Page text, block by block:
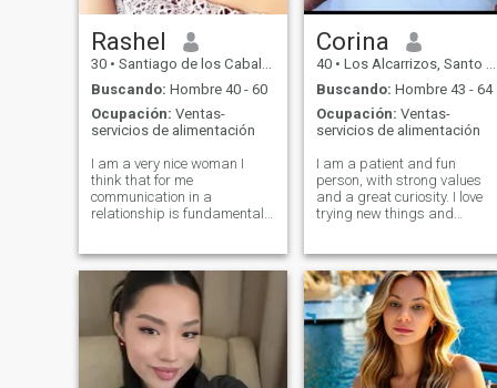
Rashel
30 • Santiago de los Caballeros, Santiago, Rep. Dominicana
Buscando: Hombre 40 - 60
Ocupación: Ventas-
servicios de alimentación
I am a very nice woman I
think that for me
communication in a
relationship is fundamental, I
am a person who has a lot of
vision for the future I am a
professional woman And I
am still preparing myself to
one day have the life I have
always dreamed of I like to
go to the movies go to the
beach read books watch
Corina
40 • Los Alcarrizos, Santo Domingo, Rep. Dominicana
Buscando: Hombre 43 - 64
Ocupación: Ventas-
servicios de alimentación
I am a patient and fun
person, with strong values ​​
and a great curiosity. I love
trying new things and
and respect the personal
space of others. I like to be
authentic and genuine, and I
value honesty and
transparency in my
interactions. I am a person in
constant growth and
learning, always ready for